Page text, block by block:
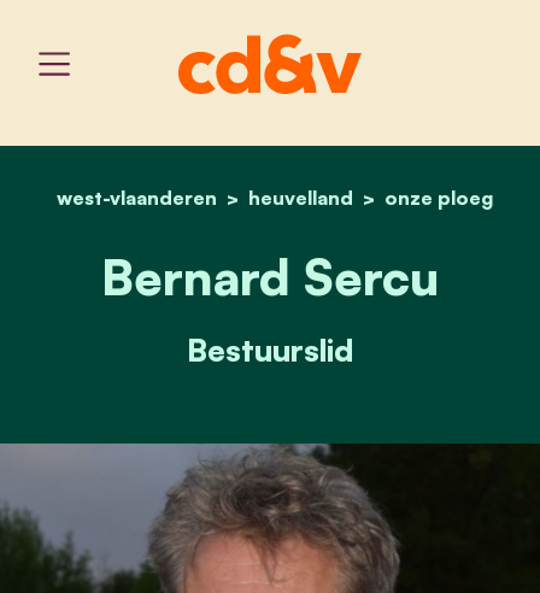
home
west-vlaanderen heuvelland onze ploeg
bernard sercu
Bernard Sercu
Bestuurslid